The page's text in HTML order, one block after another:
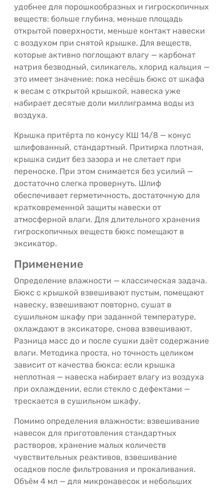
удобнее для порошкообразных и гигроскопичных
веществ: больше глубина, меньше площадь
открытой поверхности, меньше контакт навески
с воздухом при снятой крышке. Для веществ,
которые активно поглощают влагу — карбонат
натрия безводный, силикагель, хлорид кальция —
это имеет значение: пока несёшь бюкс от шкафа
к весам с открытой крышкой, навеска уже
набирает десятые доли миллиграмма воды из
воздуха.
Крышка притёрта по конусу КШ 14/8 — конус
шлифованный, стандартный. Притирка плотная,
крышка сидит без зазора и не слетает при
переноске. При этом снимается без усилий —
достаточно слегка провернуть. Шлиф
обеспечивает герметичность, достаточную для
кратковременной защиты навески от
атмосферной влаги. Для длительного хранения
гигроскопичных веществ бюкс помещают в
эксикатор.
Применение
Определение влажности — классическая задача.
Бюкс с крышкой взвешивают пустым, помещают
навеску, взвешивают повторно, сушат в
сушильном шкафу при заданной температуре,
охлаждают в эксикаторе, снова взвешивают.
Разница масс до и после сушки даёт содержание
влаги. Методика проста, но точность целиком
зависит от качества бюкса: если крышка
неплотная — навеска набирает влагу из воздуха
при охлаждении, если стекло с дефектами —
трескается в сушильном шкафу.
Помимо определения влажности: взвешивание
навесок для приготовления стандартных
растворов, хранение малых количеств
чувствительных реактивов, взвешивание
осадков после фильтрования и прокаливания.
Объём 4 мл — для микронавесок и небольших